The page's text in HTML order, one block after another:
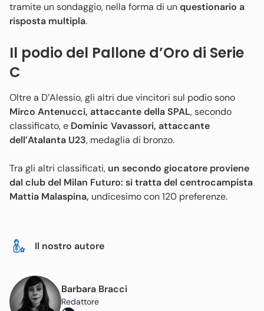
tramite un sondaggio, nella forma di unquestionario a
risposta multipla.
Il podio del Pallone d’Oro di Serie
C
Oltre a D’Alessio, gli altri due vincitori sul podio sono
Mirco Antenucci, attaccante della SPAL, secondo
classificato, e Dominic Vavassori, attaccante
dell’Atalanta U23, medaglia di bronzo.
Tra gli altri classificati, un secondo giocatore proviene
dal club del Milan Futuro: si tratta del centrocampista
Mattia Malaspina, undicesimo con 120 preferenze.
Il nostro autore
Barbara Bracci
Redattore